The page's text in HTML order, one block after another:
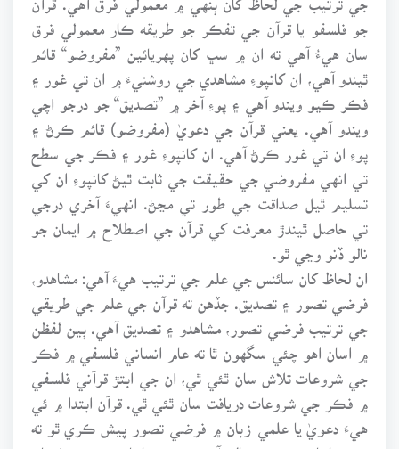
جو فلسفو يا قرآن جي تفڪر جو طريقه ڪار معمولي فرق
سان هيءُ آهي ته ان ۾ سڀ کان پهريائين ”مفروضو“ قائم
ٿيندو آهي، ان کانپوءِ مشاهدي جي روشنيءَ ۾ ان تي غور ۽
فڪر ڪيو ويندو آهي ۽ پوءِ آخر ۾ ”تصديق“ جو درجو اچي
ويندو آهي. يعني قرآن جي دعويٰ (مفروضو) قائم ڪرڻ ۽
پوءِ ان تي غور ڪرڻ آهي. ان کانپوءِ غور ۽ فڪر جي سطح
تي انهي مفروضي جي حقيقت جي ثابت ٿيڻ کانپوءِ ان کي
تسليم ٿيل صداقت جي طور تي مڃڻ. انهيءَ آخري درجي
تي حاصل ٿيندڙ معرفت کي قرآن جي اصطلاح ۾ ايمان جو
نالو ڏنو وڃي ٿو.
ان لحاظ کان سائنس جي علم جي ترتيب هيءَ آهي: مشاهدو،
فرضي تصور ۽ تصديق. جڏهن ته قرآن جي علم جي طريقي
جي ترتيب فرضي تصور، مشاهدو ۽ تصديق آهي. ٻين لفظن
۾ اسان اهو چئي سگهون ٿا ته عام انساني فلسفي ۾ فڪر
جي شروعات تلاش سان ٿئي ٿي، ان جي ابتڙ قرآني فلسفي
۾ فڪر جي شروعات دريافت سان ٿئي ٿي. قرآن ابتدا ۾ ئي
هيءَ دعويٰ يا علمي زبان ۾ فرضي تصور پيش ڪري ٿو ته
هن ڪائنات جو هڪ خالق آهي ۽ هن ڪائنات جو هڪ انجام